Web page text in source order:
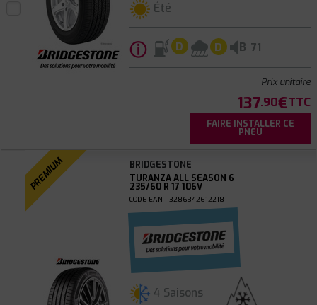
Été
ⓘ D D B 71
Prix unitaire
137.90€TTC
FAIRE INSTALLER CE
PNEU
PREMIUM
BRIDGESTONE
TURANZA ALL SEASON 6
235/60 R 17 106V
CODE EAN : 3286342612218
4 Saisons